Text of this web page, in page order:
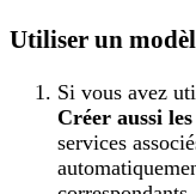
Utiliser un
Si vous avez
Créer aussi
services